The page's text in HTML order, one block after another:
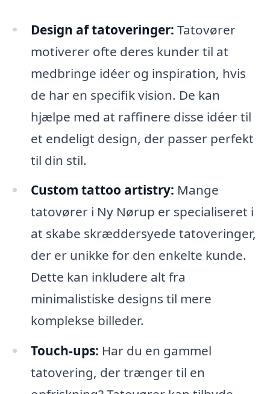
Design af tatoveringer: Tatovører
motiverer ofte deres kunder til at
medbringe idéer og inspiration, hvis
de har en specifik vision. De kan
hjælpe med at raffinere disse idéer til
et endeligt design, der passer perfekt
til din stil.
Custom tattoo artistry: Mange
tatovører i Ny Nørup er specialiseret i
at skabe skræddersyede tatoveringer,
der er unikke for den enkelte kunde.
Dette kan inkludere alt fra
minimalistiske designs til mere
komplekse billeder.
Touch-ups: Har du en gammel
tatovering, der trænger til en